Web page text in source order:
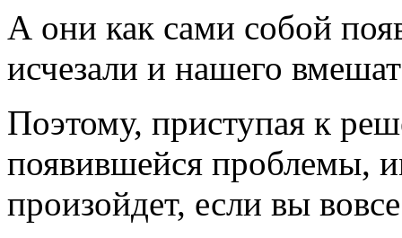
А они как сами собой
исчезали и нашего
Поэтому, приступая к
появившейся проблемы,
произойдет, если вы